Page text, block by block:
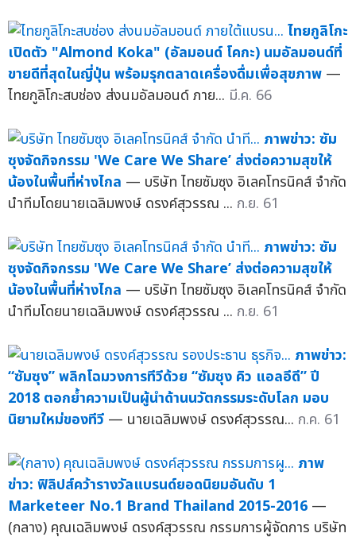
ไทยกูลิโกะ
เปิดตัว "Almond Koka" (อัลมอนด์ โคกะ) นมอัลมอนด์ที่
ขายดีที่สุดในญี่ปุ่น พร้อมรุกตลาดเครื่องดื่มเพื่อสุขภาพ —
ไทยกูลิโกะสบช่อง ส่งนมอัลมอนด์ ภาย... มี.ค. 66
ภาพข่าว: ซัม
ซุงจัดกิจกรรม 'We Care We Share’ ส่งต่อความสุขให้
น้องในพื้นที่ห่างไกล — บริษัท ไทยซัมซุง อิเลคโทรนิคส์ จำกัด
นำทีมโดยนายเฉลิมพงษ์ ดรงค์สุวรรณ ... ก.ย. 61
ภาพข่าว: ซัม
ซุงจัดกิจกรรม 'We Care We Share’ ส่งต่อความสุขให้
น้องในพื้นที่ห่างไกล — บริษัท ไทยซัมซุง อิเลคโทรนิคส์ จำกัด
นำทีมโดยนายเฉลิมพงษ์ ดรงค์สุวรรณ ... ก.ย. 61
ภาพข่าว:
“ซัมซุง” พลิกโฉมวงการทีวีด้วย “ซัมซุง คิว แอลอีดี” ปี
2018 ตอกย้ำความเป็นผู้นำด้านนวัตกรรมระดับโลก มอบ
นิยามใหม่ของทีวี — นายเฉลิมพงษ์ ดรงค์สุวรรณ... ก.ค. 61
ภาพ
ข่าว: ฟิลิปส์คว้ารางวัลแบรนด์ยอดนิยมอันดับ 1
Marketeer No.1 Brand Thailand 2015-2016 —
(กลาง) คุณเฉลิมพงษ์ ดรงค์สุวรรณ กรรมการผู้จัดการ บริษัท